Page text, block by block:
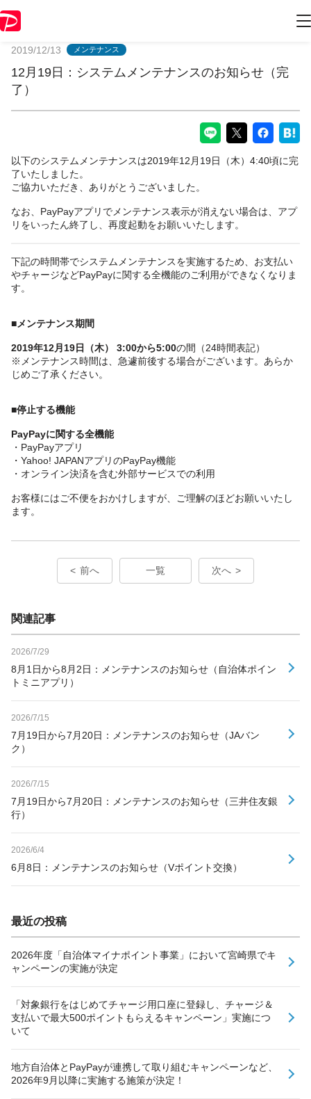
2019/12/13 メンテナンス
12月19日：システムメンテナンスのお知らせ（完
了）
以下のシステムメンテナンスは2019年12月19日（木）4:40頃に完
了いたしました。
ご協力いただき、ありがとうございました。
なお、PayPayアプリでメンテナンス表示が消えない場合は、アプ
リをいったん終了し、再度起動をお願いいたします。
下記の時間帯でシステムメンテナンスを実施するため、お支払い
やチャージなどPayPayに関する全機能のご利用ができなくなりま
す。
■メンテナンス期間
2019年12月19日（木） 3:00から5:00の間（24時間表記）
※メンテナンス時間は、急遽前後する場合がございます。あらか
じめご了承ください。
■停止する機能
PayPayに関する全機能
・PayPayアプリ
・Yahoo! JAPANアプリのPayPay機能
・オンライン決済を含む外部サービスでの利用
お客様にはご不便をおかけしますが、ご理解のほどお願いいたし
ます。
前へ 一覧 次へ
関連記事
2026/7/29
8月1日から8月2日：メンテナンスのお知らせ（自治体ポイン
トミニアプリ）
2026/7/15
7月19日から7月20日：メンテナンスのお知らせ（JAバン
ク）
2026/7/15
7月19日から7月20日：メンテナンスのお知らせ（三井住友銀
行）
2026/6/4
6月8日：メンテナンスのお知らせ（Vポイント交換）
最近の投稿
2026年度「自治体マイナポイント事業」において宮崎県でキ
ャンペーンの実施が決定
「対象銀行をはじめてチャージ用口座に登録し、チャージ＆
支払いで最大500ポイントもらえるキャンペーン」実施につ
いて
地方自治体とPayPayが連携して取り組むキャンペーンなど、
2026年9月以降に実施する施策が決定！